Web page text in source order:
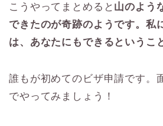
こうやってまとめると 山のよう
できたのが奇跡のようです。私
は、あなたにもできるというこ
誰もが初めてのビザ申請です。
でやってみましょう！